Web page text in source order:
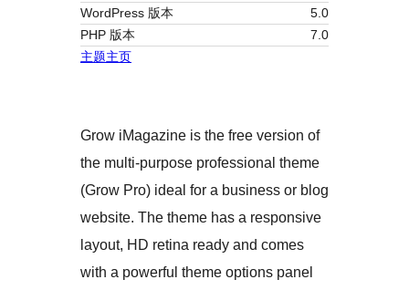
WordPress 版本
5.0
PHP 版本
7.0
主题主页
Grow iMagazine is the free version of
the multi-purpose professional theme
(Grow Pro) ideal for a business or blog
website. The theme has a responsive
layout, HD retina ready and comes
with a powerful theme options panel